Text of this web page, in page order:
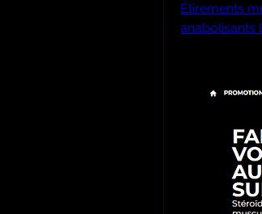
Étirements
anabolisants